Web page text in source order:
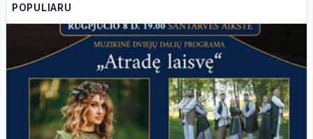
POPULIARU